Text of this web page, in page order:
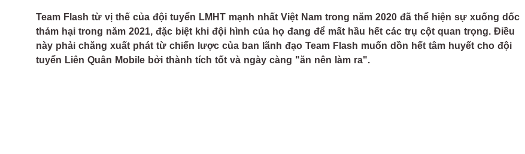
Team Flash từ vị thế của đội tuyển LMHT mạnh nhất Việt Nam trong năm 2020 đã thể hiện sự xuống dốc
thảm hại trong năm 2021, đặc biệt khi đội hình của họ đang để mất hầu hết các trụ cột quan trọng. Điều
này phải chăng xuất phát từ chiến lược của ban lãnh đạo Team Flash muốn dồn hết tâm huyết cho đội
tuyển Liên Quân Mobile bởi thành tích tốt và ngày càng "ăn nên làm ra".